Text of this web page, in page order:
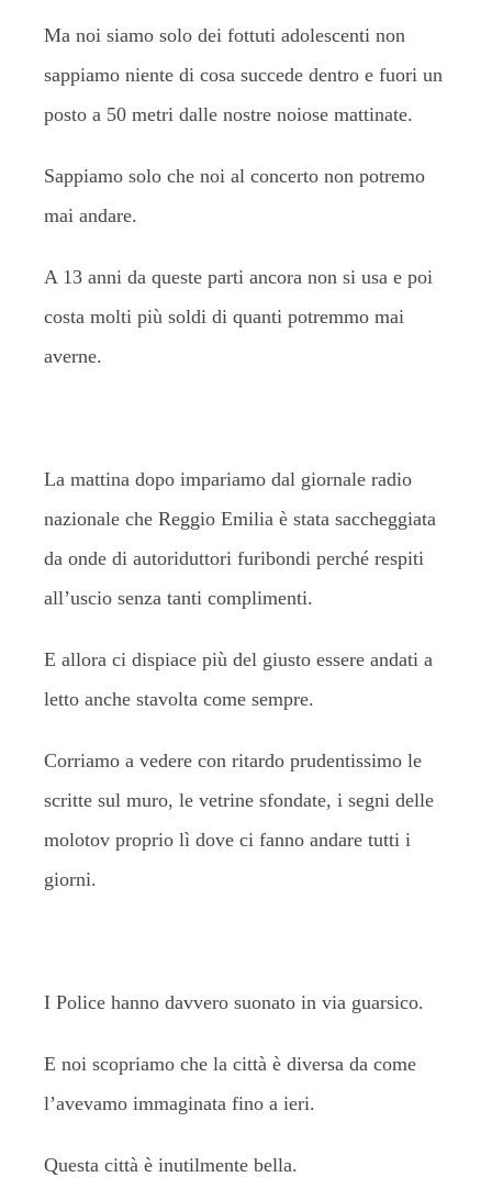
Ma noi siamo solo dei fottuti adolescenti non
sappiamo niente di cosa succede dentro e fuori un
posto a 50 metri dalle nostre noiose mattinate.
Sappiamo solo che noi al concerto non potremo
mai andare.
A 13 anni da queste parti ancora non si usa e poi
costa molti più soldi di quanti potremmo mai
averne.
La mattina dopo impariamo dal giornale radio
nazionale che Reggio Emilia è stata saccheggiata
da onde di autoriduttori furibondi perché respiti
all’uscio senza tanti complimenti.
E allora ci dispiace più del giusto essere andati a
letto anche stavolta come sempre.
Corriamo a vedere con ritardo prudentissimo le
scritte sul muro, le vetrine sfondate, i segni delle
molotov proprio lì dove ci fanno andare tutti i
giorni.
I Police hanno davvero suonato in via guarsico.
E noi scopriamo che la città è diversa da come
l’avevamo immaginata fino a ieri.
Questa città è inutilmente bella.